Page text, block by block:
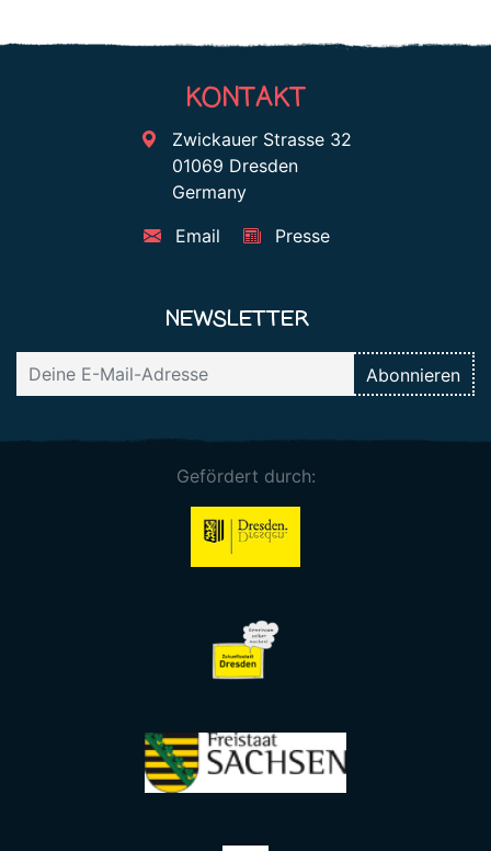
KONTAKT
Zwickauer Strasse 32
01069 Dresden
Germany
Email
Presse
NEWSLETTER
Gefördert durch: